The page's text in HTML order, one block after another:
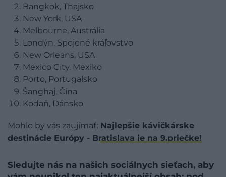
Bangkok, Thajsko
New York, USA
Melbourne, Austrália
Londýn, Spojené kráľovstvo
New Orleans, USA
Mexico City, Mexiko
Porto, Portugalsko
Šanghaj, Čína
Kodaň, Dánsko
Mohlo by vás zaujímať: Najlepšie kávičkárske
destinácie Európy - Bratislava je na 9.priečke!
Sledujte nás na našich sociálnych sieťach, aby